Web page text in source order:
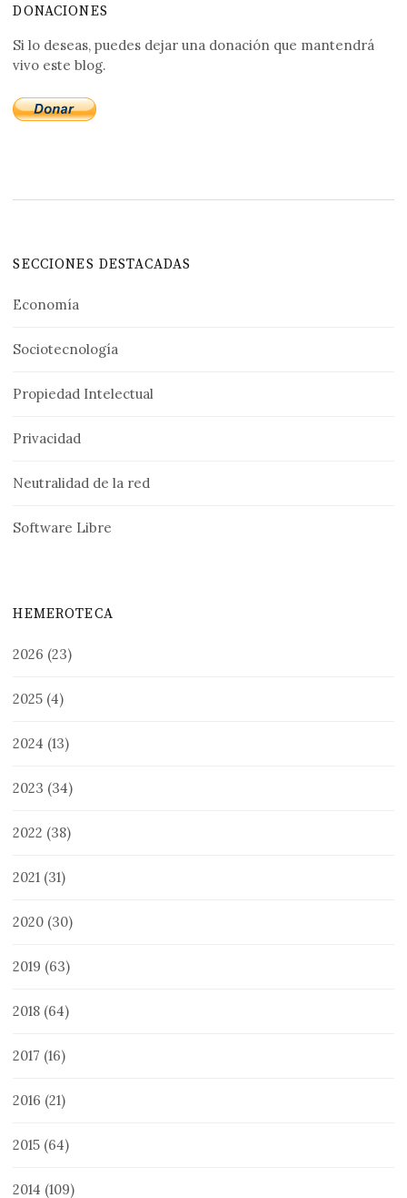
DONACIONES
Si lo deseas, puedes dejar una donación que mantendrá
vivo este blog.
SECCIONES DESTACADAS
Economía
Sociotecnología
Propiedad Intelectual
Privacidad
Neutralidad de la red
Software Libre
HEMEROTECA
2026 (23)
2025 (4)
2024 (13)
2023 (34)
2022 (38)
2021 (31)
2020 (30)
2019 (63)
2018 (64)
2017 (16)
2016 (21)
2015 (64)
2014 (109)